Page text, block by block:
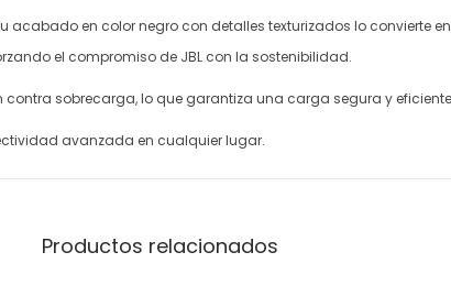
en color negro con detalles texturizados lo convierte
el compromiso de JBL con la sostenibilidad.
sobrecarga, lo que garantiza una carga segura y
avanzada en cualquier lugar.
Productos relacionados